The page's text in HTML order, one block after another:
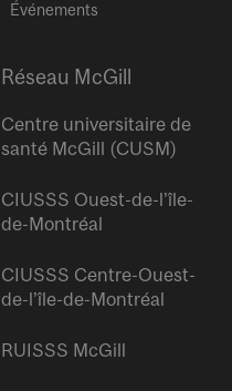
Événements
Réseau McGill
Centre universitaire de
santé McGill (CUSM)
CIUSSS Ouest-de-l’île-
de-Montréal
CIUSSS Centre-Ouest-
de-l’île-de-Montréal
RUISSS McGill